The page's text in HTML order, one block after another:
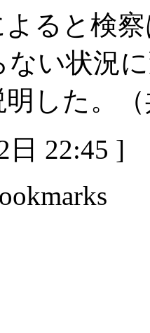
ると検
ない状況
した。
日 22:45 ]